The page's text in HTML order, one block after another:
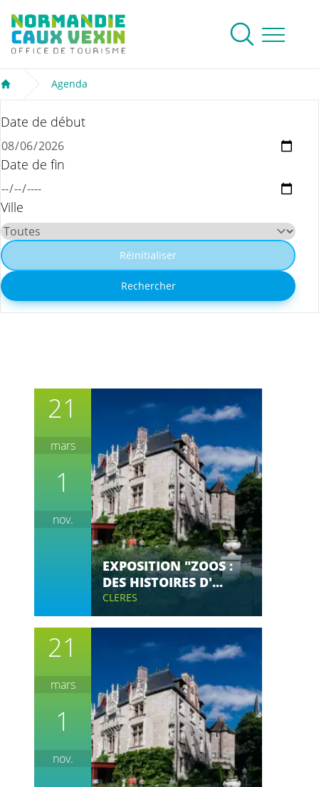
Normandie Caux Vexin
Ouvrir le
Rechercher
Accueil
Agenda
Date de début
Date de fin
Ville
Réinitialiser
Rechercher
21
mars
1
nov.
EXPOSITION "ZOOS :
DES HISTOIRES D'...
CLERES
21
mars
1
nov.